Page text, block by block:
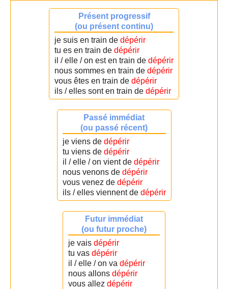
Présent progressif
(ou présent continu)
je suis en train de dépérir
tu es en train de dépérir
il / elle / on est en train de dépérir
nous sommes en train de dépérir
vous êtes en train de dépérir
ils / elles sont en train de dépérir
Passé immédiat
(ou passé récent)
je viens de dépérir
tu viens de dépérir
il / elle / on vient de dépérir
nous venons de dépérir
vous venez de dépérir
ils / elles viennent de dépérir
Futur immédiat
(ou futur proche)
je vais dépérir
tu vas dépérir
il / elle / on va dépérir
nous allons dépérir
vous allez dépérir